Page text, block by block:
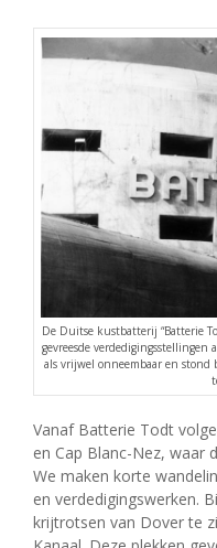
De Duitse kustbatterij “Batterie
gevreesde
als vrijwel onneembaar en stond
Vanaf Batterie Todt
en Cap Blanc-Nez, waar
We maken korte
en verdedigingswerken.
krijtrotsen van Dover te